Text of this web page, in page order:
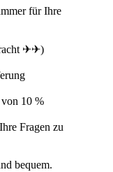
für Ihre
✈✈)
10 %
Fragen zu
bequem.